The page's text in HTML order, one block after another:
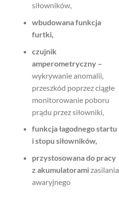
siłowników,
wbudowana funkcja
furtki,
czujnik
amperometryczny –
wykrywanie anomalii,
przeszkód poprzez ciągłe
monitorowanie poboru
prądu przez siłowniki,
funkcja łagodnego startu
i stopu siłowników,
przystosowana do pracy
z akumulatoramizasilania
awaryjnego